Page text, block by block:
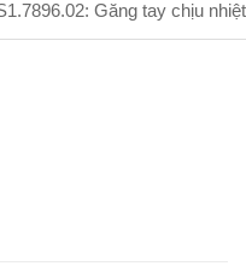
Găng tay chịu